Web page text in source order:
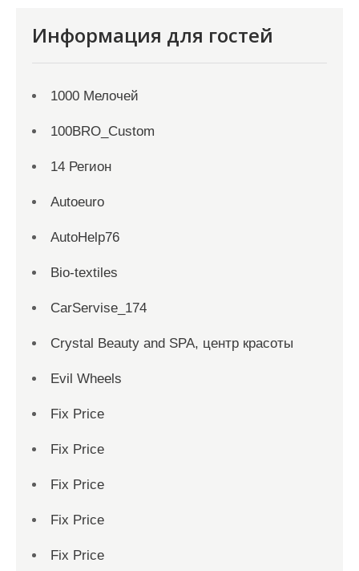
Информация для гостей
1000 Мелочей
100BRO_Custom
14 Регион
Autoeuro
AutoHelp76
Bio-textiles
CarServise_174
Crystal Beauty and SPA, центр красоты
Evil Wheels
Fix Price
Fix Price
Fix Price
Fix Price
Fix Price